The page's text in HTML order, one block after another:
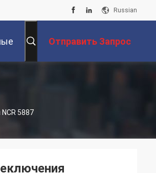
Russian
Отправить Запрос
5887